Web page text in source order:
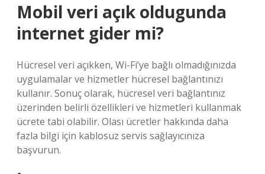
Mobil veri açık oldugunda
internet gider mi?
Hücresel veri açıkken, Wi-Fi’ye bağlı olmadığınızda
uygulamalar ve hizmetler hücresel bağlantınızı
kullanır. Sonuç olarak, hücresel veri bağlantınız
üzerinden belirli özellikleri ve hizmetleri kullanmak
ücrete tabi olabilir. Olası ücretler hakkında daha
fazla bilgi için kablosuz servis sağlayıcınıza
başvurun.